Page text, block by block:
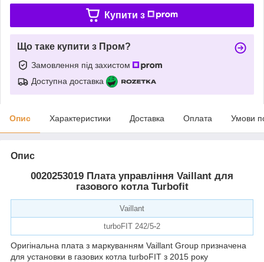
Купити з
Що таке купити з Пром?
Замовлення під захистом
Доступна доставка
Опис Характеристики Доставка Оплата Умови
Опис
0020253019 Плата управління Vaillant для
газового котла Turbofit
Vaillant
turboFIT 242/5-2
Оригінальна плата з маркуванням Vaillant Group призначена
для установки в газових котла turboFIT з 2015 року